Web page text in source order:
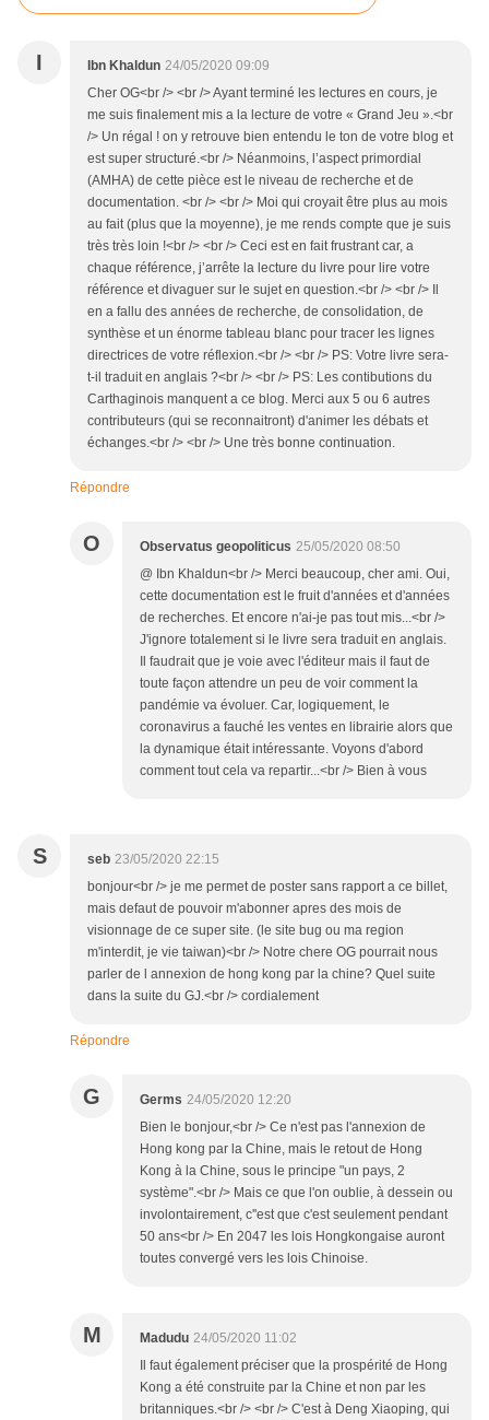
I Ibn Khaldun 24/05/2020 09:09
Cher OG<br /> <br /> Ayant terminé les lectures en cours, je
me suis finalement mis a la lecture de votre « Grand Jeu ».<br
/> Un régal ! on y retrouve bien entendu le ton de votre blog et
est super structuré.<br /> Néanmoins, l’aspect primordial
(AMHA) de cette pièce est le niveau de recherche et de
documentation. <br /> <br /> Moi qui croyait être plus au mois
au fait (plus que la moyenne), je me rends compte que je suis
très très loin !<br /> <br /> Ceci est en fait frustrant car, a
chaque référence, j’arrête la lecture du livre pour lire votre
référence et divaguer sur le sujet en question.<br /> <br /> Il
en a fallu des années de recherche, de consolidation, de
synthèse et un énorme tableau blanc pour tracer les lignes
directrices de votre réflexion.<br /> <br /> PS: Votre livre sera-
t-il traduit en anglais ?<br /> <br /> PS: Les contibutions du
Carthaginois manquent a ce blog. Merci aux 5 ou 6 autres
contributeurs (qui se reconnaitront) d'animer les débats et
échanges.<br /> <br /> Une très bonne continuation.
Répondre
O Observatus geopoliticus 25/05/2020 08:50
@ Ibn Khaldun<br /> Merci beaucoup, cher ami. Oui,
cette documentation est le fruit d'années et d'années
de recherches. Et encore n'ai-je pas tout mis...<br />
J'ignore totalement si le livre sera traduit en anglais.
Il faudrait que je voie avec l'éditeur mais il faut de
toute façon attendre un peu de voir comment la
pandémie va évoluer. Car, logiquement, le
coronavirus a fauché les ventes en librairie alors que
la dynamique était intéressante. Voyons d'abord
comment tout cela va repartir...<br /> Bien à vous
S seb 23/05/2020 22:15
bonjour<br /> je me permet de poster sans rapport a ce billet,
mais defaut de pouvoir m'abonner apres des mois de
visionnage de ce super site. (le site bug ou ma region
m'interdit, je vie taiwan)<br /> Notre chere OG pourrait nous
parler de l annexion de hong kong par la chine? Quel suite
dans la suite du GJ.<br /> cordialement
Répondre
G Germs 24/05/2020 12:20
Bien le bonjour,<br /> Ce n'est pas l'annexion de
Hong kong par la Chine, mais le retout de Hong
Kong à la Chine, sous le principe "un pays, 2
système".<br /> Mais ce que l'on oublie, à dessein ou
involontairement, c''est que c'est seulement pendant
50 ans<br /> En 2047 les lois Hongkongaise auront
toutes convergé vers les lois Chinoise.
M Madudu 24/05/2020 11:02
Il faut également préciser que la prospérité de Hong
Kong a été construite par la Chine et non par les
britanniques.<br /> <br /> C'est à Deng Xiaoping, qui